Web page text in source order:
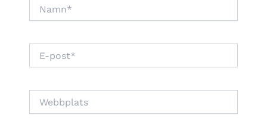
post*